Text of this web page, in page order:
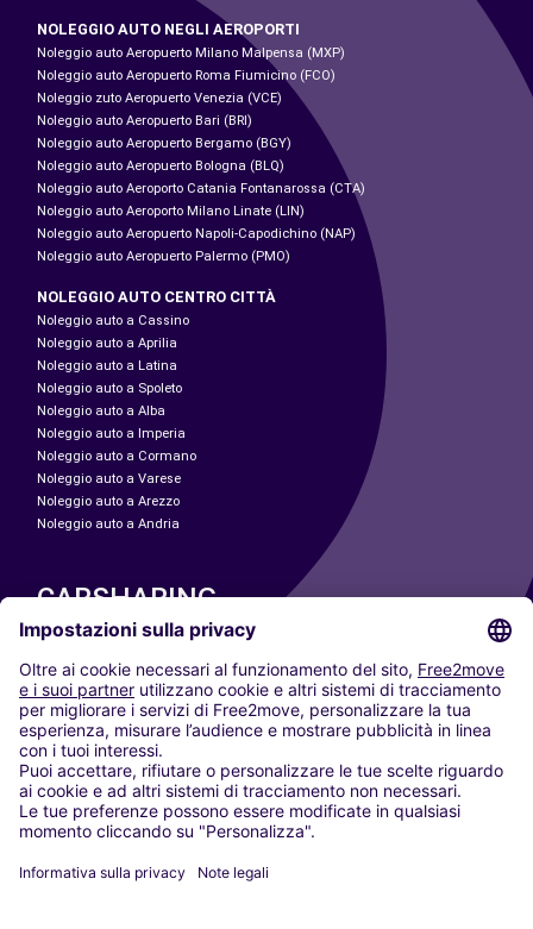
NOLEGGIO AUTO NEGLI AEROPORTI
Noleggio auto Aeropuerto Milano Malpensa (MXP)
Noleggio auto Aeropuerto Roma Fiumicino (FCO)
Noleggio zuto Aeropuerto Venezia (VCE)
Noleggio auto Aeropuerto Bari (BRI)
Noleggio auto Aeropuerto Bergamo (BGY)
Noleggio auto Aeropuerto Bologna (BLQ)
Noleggio auto Aeroporto Catania Fontanarossa (CTA)
Noleggio auto Aeroporto Milano Linate (LIN)
Noleggio auto Aeropuerto Napoli-Capodichino (NAP)
Noleggio auto Aeropuerto Palermo (PMO)
NOLEGGIO AUTO CENTRO CITTÀ
Noleggio auto a Cassino
Noleggio auto a Aprilia
Noleggio auto a Latina
Noleggio auto a Spoleto
Noleggio auto a Alba
Noleggio auto a Imperia
Noleggio auto a Cormano
Noleggio auto a Varese
Noleggio auto a Arezzo
Noleggio auto a Andria
CARSHARING
LE NOSTRE CITTÀ
Paris
Madrid
Washington DC
Milano
Roma
Torino
Vienna
Berlino
Düsseldorf